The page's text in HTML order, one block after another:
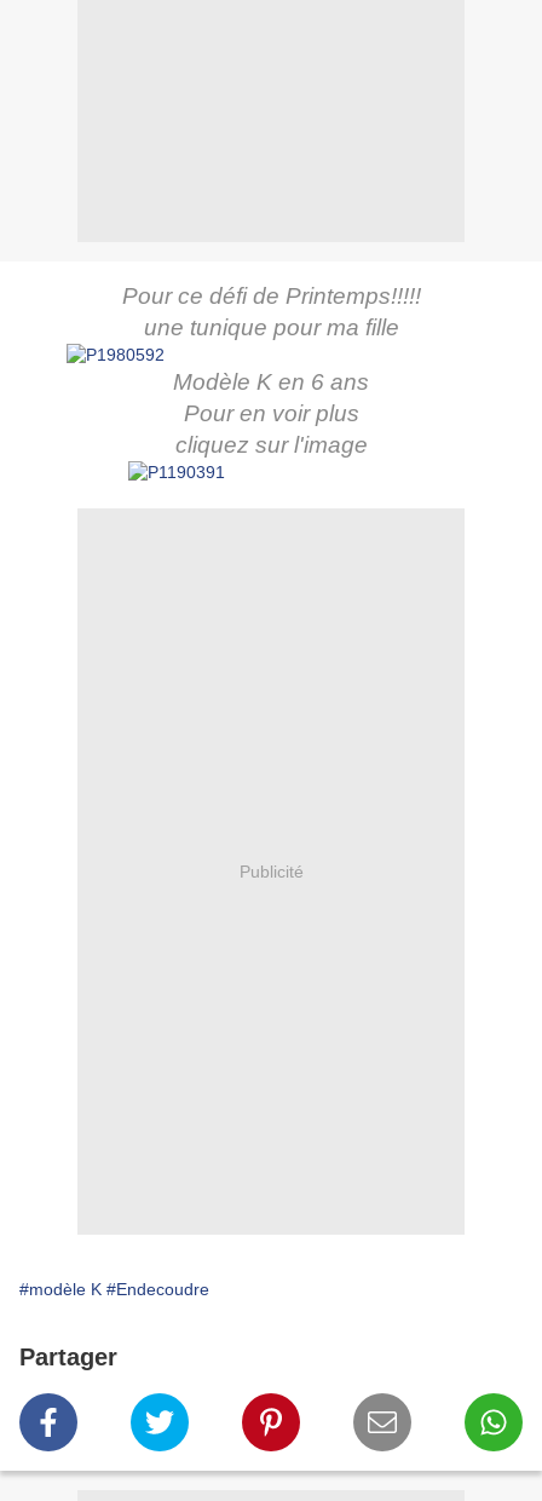
Pour ce défi de Printemps!!!!!
une tunique pour ma fille
Modèle K en 6 ans
Pour en voir plus
cliquez sur l'image
Publicité
#modèle K #Endecoudre
Partager